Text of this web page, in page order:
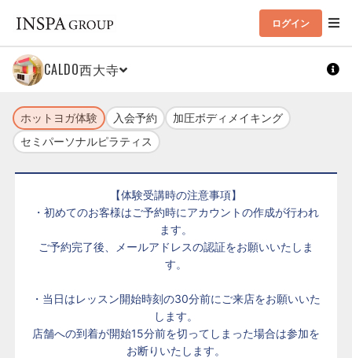
ログイン
CALDO西大寺
ホットヨガ体験 入会予約
加圧ボディメイキング
セミパーソナルピラティス
【体験受講時の注意事項】
・初めてのお客様はご予約時にアカウントの作成が行われ
ます。
ご予約完了後、メールアドレスの認証をお願いいたしま
す。
・当日はレッスン開始時刻の30分前にご来店をお願いいた
します。
店舗への到着が開始15分前を切ってしまった場合は参加を
お断りいたします。